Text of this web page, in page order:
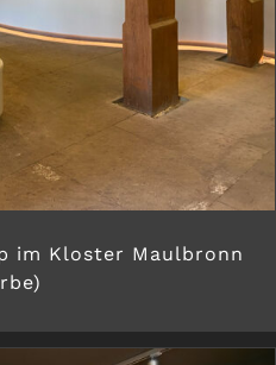
im Kloster Maulbronn